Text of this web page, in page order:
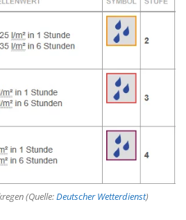
(Quelle:Deutscher Wetterdienst)